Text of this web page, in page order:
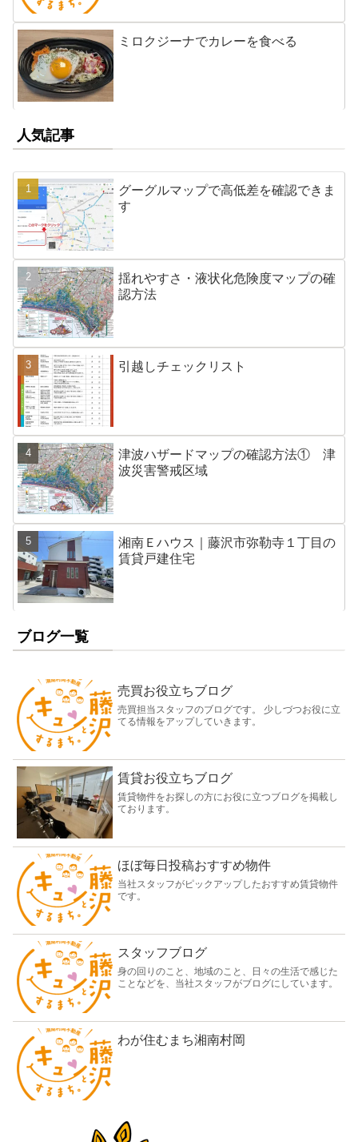
ミロクジーナでカレーを食べる
人気記事
グーグルマップで高低差を確認できま
す
揺れやすさ・液状化危険度マップの確
認方法
引越しチェックリスト
津波ハザードマップの確認方法① 津
波災害警戒区域
湘南Ｅハウス｜藤沢市弥勒寺１丁目の
賃貸戸建住宅
ブログ一覧
売買お役立ちブログ
売買担当スタッフのブログです。 少しづつお役に立
てる情報をアップしていきます。
賃貸お役立ちブログ
賃貸物件をお探しの方にお役に立つブログを掲載し
ております。
ほぼ毎日投稿おすすめ物件
当社スタッフがピックアップしたおすすめ賃貸物件
です。
スタッフブログ
身の回りのこと、地域のこと、日々の生活で感じた
ことなどを、当社スタッフがブログにしています。
わが住むまち湘南村岡